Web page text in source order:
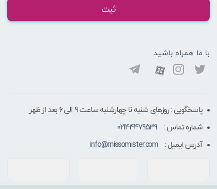
ثبت
با ما همراه باشید
پاسخگویی : روزهای شنبه تا چهارشنبه ساعت 9 الی ۶ بعد از ظهر
شماره تماس :
02144479539
آدرس ایمیل :
info@missomister.com